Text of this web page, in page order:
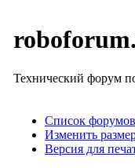
Технический форум
Список форумов
Изменить
Версия для